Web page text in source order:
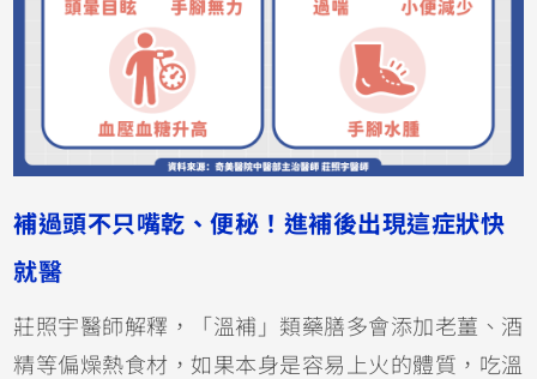
補過頭不只嘴乾、便秘！進補後出現這症狀快
就醫
莊照宇醫師解釋，「溫補」類藥膳多會添加老薑、酒
精等偏燥熱食材，如果本身是容易上火的體質，吃溫